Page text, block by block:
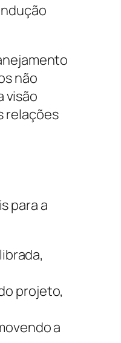
não
visão
relações
para a
projeto,
a